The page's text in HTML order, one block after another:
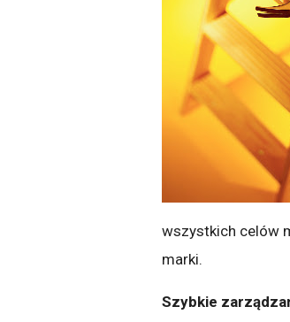
wszystkich celów
marki.
Szybkie